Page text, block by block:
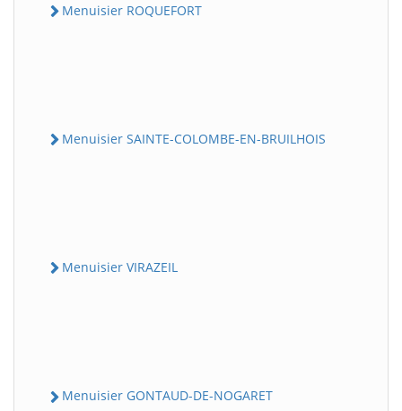
Menuisier ROQUEFORT
Menuisier SAINTE-COLOMBE-EN-BRUILHOIS
Menuisier VIRAZEIL
Menuisier GONTAUD-DE-NOGARET